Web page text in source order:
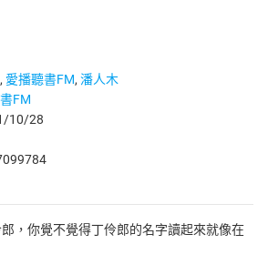
, 愛播聽書FM, 潘人木
FM
10/28
，你覺不覺得丁伶郎的名字讀起來就像在